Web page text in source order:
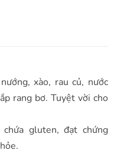
xào, rau củ, nước
rang bơ. Tuyệt vời cho
gluten, đạt chứng